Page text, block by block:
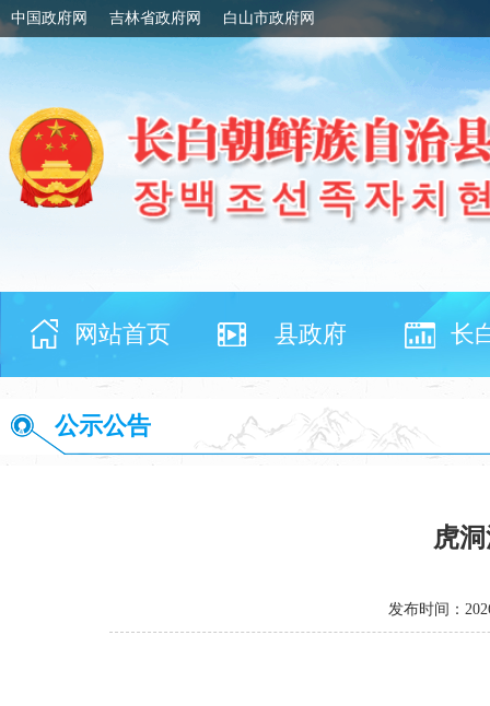
中国政府网 吉林省政府网 白山市政府网
网站首页 县政府 长
公示公告
虎
发布时间：